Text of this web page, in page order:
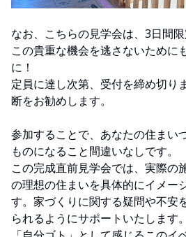
なお、こちらの見学会は、3日間限
この貴重な機会を逃さないために
に！
定員に達し次第、受付を締め切り
断をお勧めします。
参加することで、あなたの住まい
ものになること間違いなしです。
この完成直前見学会では、実際の
の理想の住まいを具体的にイメー
す。家づくりに関する疑問や不安
られるようにサポートいたします。